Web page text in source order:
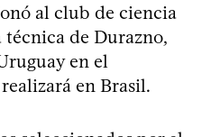
al club de ciencia
técnica de Durazno,
en el
en Brasil.